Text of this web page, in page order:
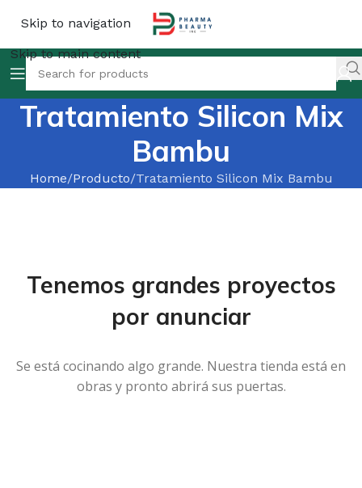
Skip to navigation
Skip to main content
Tratamiento Silicon Mix
Bambu
Home Producto Tratamiento Silicon Mix Bambu
Tenemos grandes proyectos
por anunciar
Se está cocinando algo grande. Nuestra tienda está en
obras y pronto abrirá sus puertas.